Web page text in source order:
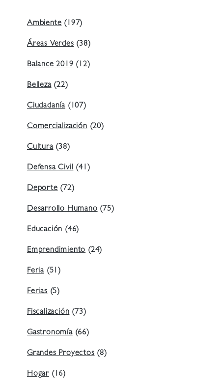
Ambiente (197)
Áreas Verdes (38)
Balance 2019 (12)
Belleza(22)
Ciudadanía (107)
Comercialización (20)
Cultura(38)
Defensa Civil (41)
Deporte (72)
Desarrollo Humano (75)
Educación (46)
Emprendimiento (24)
Feria (51)
Ferias (5)
Fiscalización (73)
Gastronomía(66)
Grandes Proyectos (8)
Hogar (16)